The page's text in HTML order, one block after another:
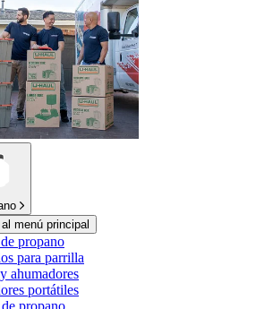
menú principal
propano
para parrilla
ahumadores
portátiles